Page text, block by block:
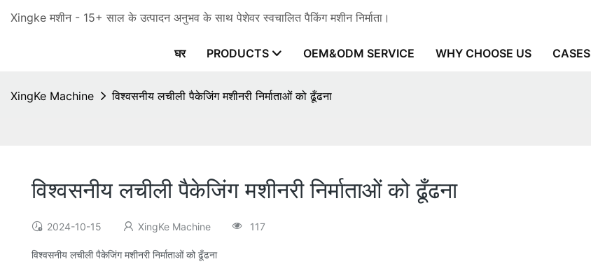
Xingke मशीन - 15+ साल के उत्पादन अनुभव के साथ पेशेवर स्वचालित पैकिंग मशीन निर्माता।
घर PRODUCTS OEM&ODM SERVICE WHY CHOOSE US CASES
XingKe Machine विश्वसनीय लचीली पैकेजिंग मशीनरी निर्माताओं को ढूँढना
विश्वसनीय लचीली पैकेजिंग मशीनरी निर्माताओं को ढूँढना
2024-10-15 XingKe Machine 117
विश्वसनीय लचीली पैकेजिंग मशीनरी निर्माताओं को ढूँढना